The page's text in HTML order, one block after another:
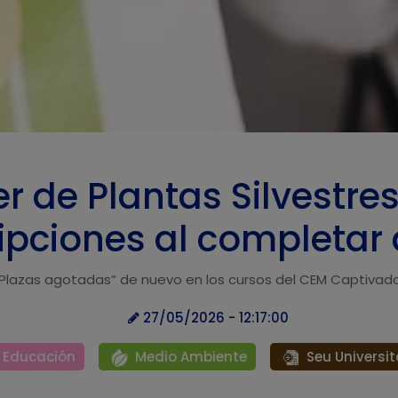
de Plantas
al completar
agotadas” de nuevo en los cursos del CEM
27/05/2026 - 12:17:00
Medio Ambiente Seu